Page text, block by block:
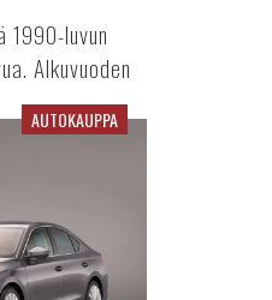
1990-luvun
Alkuvuoden
AUTOKAUPPA